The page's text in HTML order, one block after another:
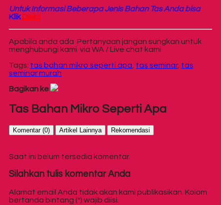
Untuk Informasi Beberapa Jenis Bahan Tas Anda bisa
Klik Disini
Apabila anda ada Pertanyaan jangan sungkan untuk
menghubungi kami via WA / Live chat kami
Tags: tas bahan mikro seperti apa tas seminar, tas
seminar murah
Bagikan ke
Tas Bahan Mikro Seperti Apa
Komentar (0) Artikel Lainnya Rekomendasi
Saat ini belum tersedia komentar.
Silahkan tulis komentar Anda
Alamat email Anda tidak akan kami publikasikan. Kolom
bertanda bintang (*) wajib diisi.